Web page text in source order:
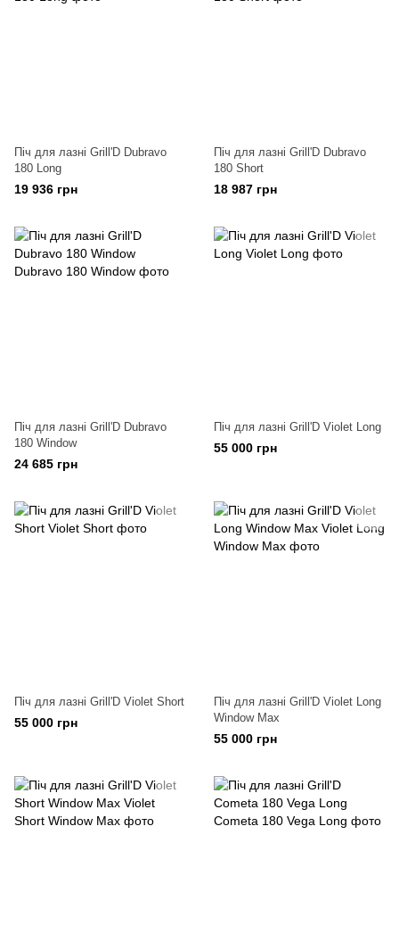
Піч для лазні Grill'D Dubravo
180 Long
19 936 грн
Піч для лазні Grill'D Dubravo
180 Short
18 987 грн
Піч для лазні Grill'D Dubravo
180 Window
24 685 грн
Піч для лазні Grill'D Violet Long
55 000 грн
Піч для лазні Grill'D Violet Short
55 000 грн
Піч для лазні Grill'D Violet Long
Window Max
55 000 грн